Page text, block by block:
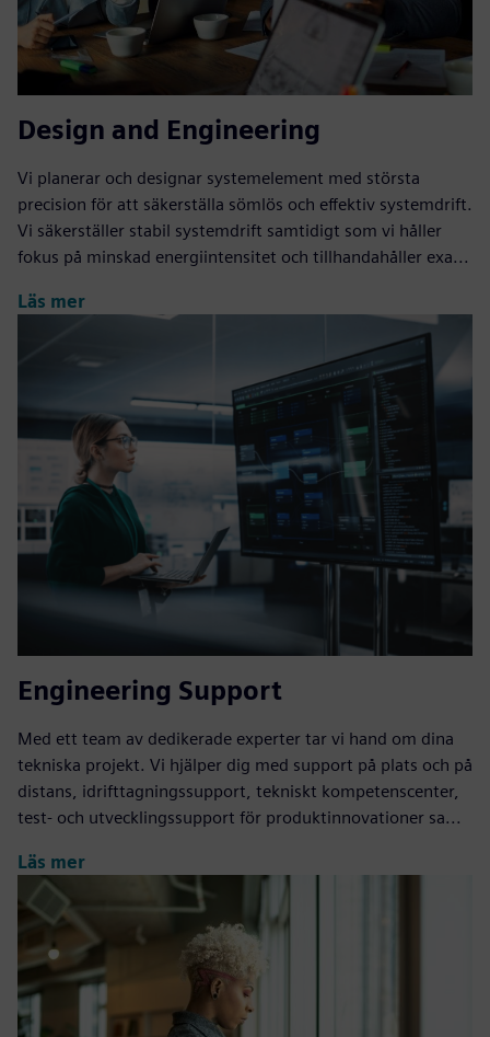
Design and Engineering
Vi planerar och designar systemelement med största
precision för att säkerställa sömlös och effektiv systemdrift.
Vi säkerställer stabil systemdrift samtidigt som vi håller
fokus på minskad energiintensitet och tillhandahåller exa...
Läs mer
Engineering Support
Med ett team av dedikerade experter tar vi hand om dina
tekniska projekt. Vi hjälper dig med support på plats och på
distans, idrifttagningssupport, tekniskt kompetenscenter,
test- och utvecklingssupport för produktinnovationer sa...
Läs mer